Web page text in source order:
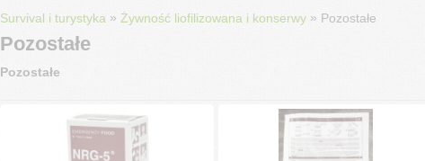
Survival i turystyka » Żywność liofilizowana i konserwy» Pozostałe
Pozostałe
Pozostałe